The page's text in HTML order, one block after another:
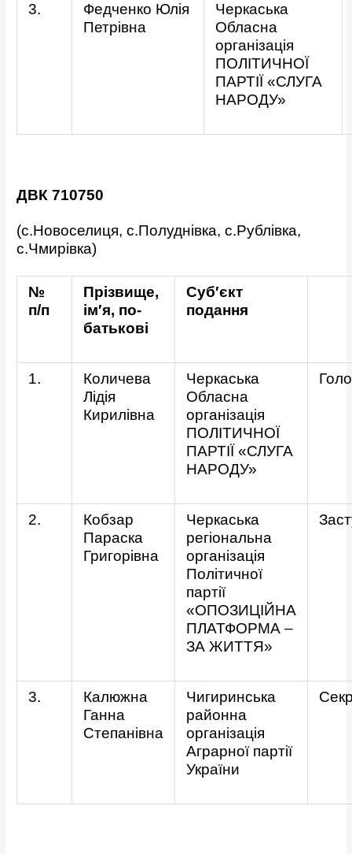
3.
Федченко Юлія
Петрівна
Черкаська
Обласна
організація
ПОЛІТИЧНОЇ
ПАРТІЇ «СЛУГА
НАРОДУ»
ДВК 710750
(с.Новоселиця, с.Полуднівка, с.Рублівка,
с.Чмирівка)
№
п/п
Прізвище,
ім′я, по-
батькові
Суб′єкт
подання
1.
Количева
Лідія
Кирилівна
Черкаська
Обласна
організація
ПОЛІТИЧНОЇ
ПАРТІЇ «СЛУГА
НАРОДУ»
2.
Кобзар
Параска
Григорівна
Черкаська
регіональна
організація
Політичної
партії
«ОПОЗИЦІЙНА
ПЛАТФОРМА –
ЗА ЖИТТЯ»
3.
Калюжна
Ганна
Степанівна
Чигиринська
районна
організація
Аграрної партії
України